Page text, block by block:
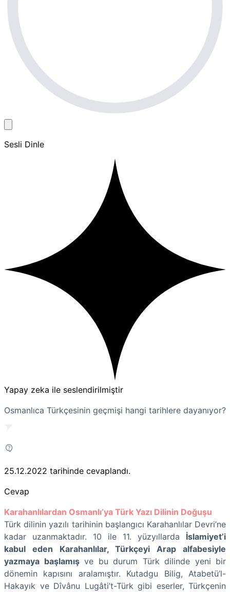
Sesli Dinle
Yapay zeka ile seslendirilmiştir
Osmanlıca Türkçesinin geçmişi hangi tarihlere dayanıyor?
25.12.2022 tarihinde cevaplandı.
Cevap
Karahanlılardan Osmanlı’ya Türk Yazı Dilinin Doğuşu
Türk dilinin yazılı tarihinin başlangıcı Karahanlılar Devri’ne
kadar uzanmaktadır. 10 ile 11. yüzyıllarda İslamiyet’i
kabul eden Karahanlılar, Türkçeyi Arap alfabesiyle
yazmaya başlamışve bu durum Türk dilinde yeni bir
dönemin kapısını aralamıştır. Kutadgu Bilig, Atabetü’l-
Hakayık ve Dîvânu Lugâti’t-Türk gibi eserler, Türkçenin